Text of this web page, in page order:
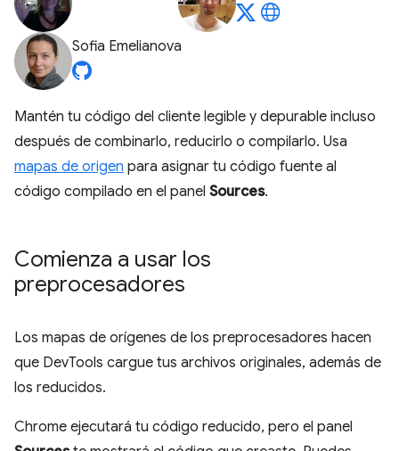
Sofia Emelianova
Mantén tu código del cliente legible y depurable incluso
después de combinarlo, reducirlo o compilarlo. Usa
mapas de origen para asignar tu código fuente al
código compilado en el panel Sources.
Comienza a usar los
preprocesadores
Los mapas de orígenes de los preprocesadores hacen
que DevTools cargue tus archivos originales, además de
los reducidos.
Chrome ejecutará tu código reducido, pero el panel